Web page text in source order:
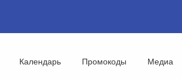
Календарь Промокоды Медиа